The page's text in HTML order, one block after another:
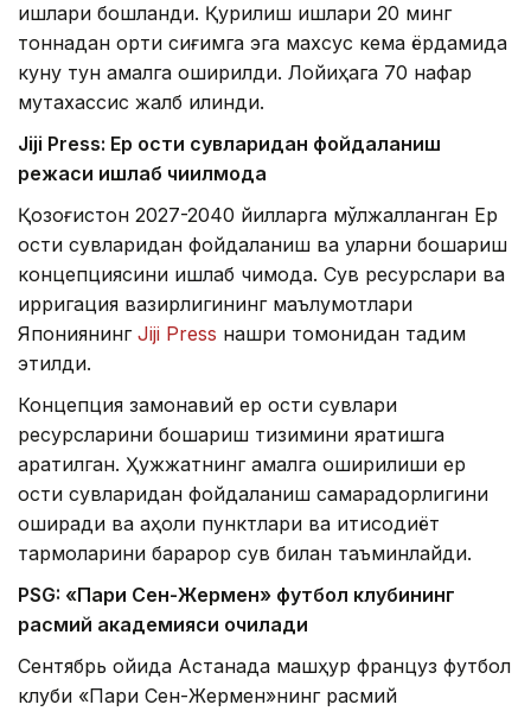
ишлари бошланди. Қурилиш ишлари 20 минг
тоннадан ортиқ сиғимга эга махсус кема ёрдамида
куну тун амалга оширилди. Лойиҳага 70 нафар
мутахассис жалб қилинди.
Jiji Press: Ер ости сувларидан фойдаланиш
режаси ишлаб чиқилмоқда
Қозоғистон 2027-2040 йилларга мўлжалланган Ер
ости сувларидан фойдаланиш ва уларни бошқариш
концепциясини ишлаб чиқмоқда. Сув ресурслари ва
ирригация вазирлигининг маълумотлари
Япониянинг Jiji Press нашри томонидан тақдим
этилди.
Концепция замонавий ер ости сувлари
ресурсларини бошқариш тизимини яратишга
қаратилган. Ҳужжатнинг амалга оширилиши ер
ости сувларидан фойдаланиш самарадорлигини
оширади ва аҳоли пунктлари ва иқтисодиёт
тармоқларини барқарор сув билан таъминлайди.
PSG: «Пари Сен-Жермен» футбол клубининг
расмий академияси очилади
Сентябрь ойида Астанада машҳур француз футбол
клуби «Пари Сен-Жермен»нинг расмий